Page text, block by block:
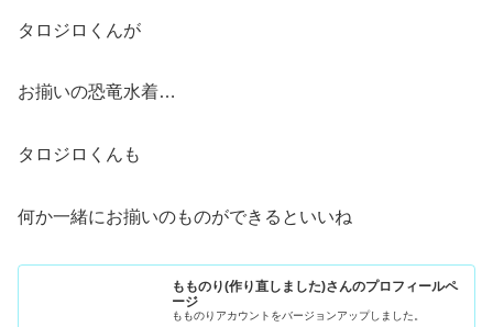
タロジロくんが
お揃いの恐竜水着…
タロジロくんも
何か一緒にお揃いのものができるといいね
もものり(作り直しました)さんのプロフィールペ
ージ
もものりアカウントをバージョンアップしました。